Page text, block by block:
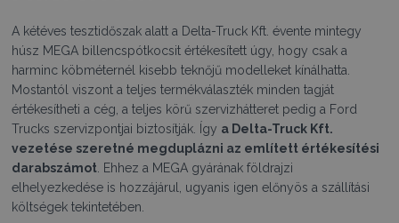
A kétéves tesztidőszak alatt a Delta-Truck Kft. évente mintegy
húsz MEGA billencspótkocsit értékesített úgy, hogy csak a
harminc köbméternél kisebb teknőjű modelleket kínálhatta.
Mostantól viszont a teljes termékválaszték minden tagját
értékesítheti a cég, a teljes körű szervizhátteret pedig a Ford
Trucks szervizpontjai biztosítják. Így a Delta-Truck Kft.
vezetése szeretné megduplázni az említett értékesítési
darabszámot . Ehhez a MEGA gyárának földrajzi
elhelyezkedése is hozzájárul, ugyanis igen előnyös a szállítási
költségek tekintetében.